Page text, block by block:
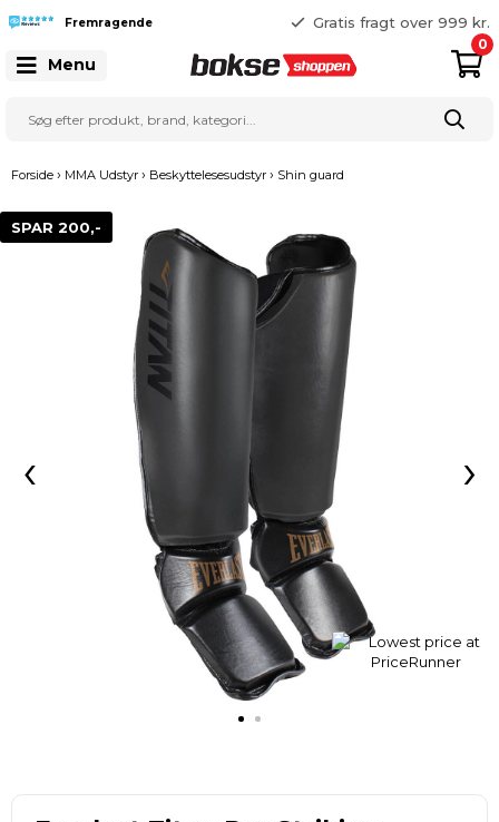
Gratis fragt over 999 kr.
25 127 127
Fremragende
Menu
0
Forside › MMA Udstyr › Beskyttelesesudstyr › Shin guard
SPAR 200,-
‹ ›